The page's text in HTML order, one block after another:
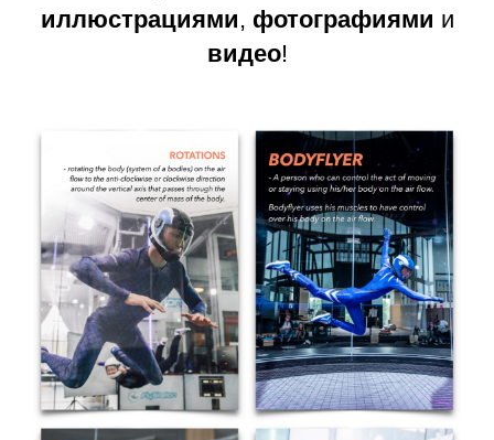
иллюстрациями, фотографиями и
видео!